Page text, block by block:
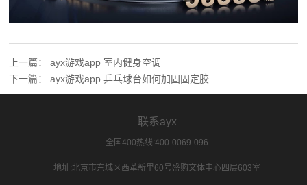
上一篇：ayx游戏app 室内健身空调
下一篇：ayx游戏app 乒乓球台如何加固固定胶
联系ayx
全国400热线:400-0069-096
地址:北京市东城区西革新里60号盛购文体中心四层603室